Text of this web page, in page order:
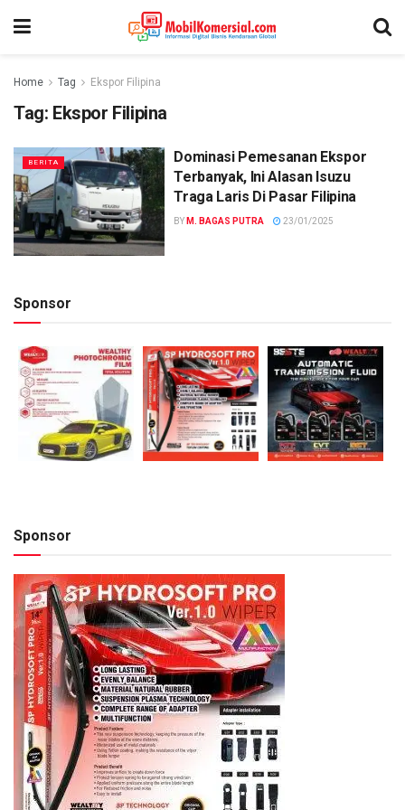
Home Tag Ekspor Filipina
Tag: Ekspor Filipina
BERITA
Dominasi Pemesanan Ekspor
Terbanyak, Ini Alasan Isuzu
Traga Laris Di Pasar Filipina
BY M. BAGAS PUTRA 23/01/2025
Sponsor
Sponsor